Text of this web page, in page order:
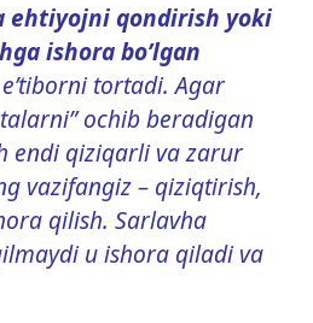
ehtiyojni qondirish yoki
ishora bo’lgan
tortadi. Agar
ochib beradigan
endi qiziqarli va zarur
vazifangiz – qiziqtirish,
qilish. Sarlavha
u ishora qiladi va